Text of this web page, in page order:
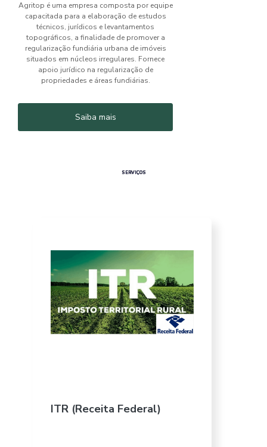
Agritop é uma empresa composta por equipe
capacitada para a elaboração de estudos
técnicos, jurídicos e levantamentos
topográficos, a finalidade de promover a
regularização fundiária urbana de imóveis
situados em núcleos irregulares. Fornece
apoio jurídico na regularização de
propriedades e áreas fundiárias.
Saiba mais
SERVIÇOS
ITR (Receita Federal)